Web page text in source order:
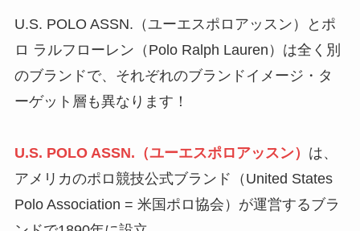
U.S. POLO ASSN.（ユーエスポロアッスン）とポ
ロ ラルフローレン（Polo Ralph Lauren）は全く別
のブランドで、それぞれのブランドイメージ・タ
ーゲット層も異なります！
U.S. POLO ASSN.（ユーエスポロアッスン） は、
アメリカのポロ競技公式ブランド（United States
Polo Association = 米国ポロ協会）が運営するブラ